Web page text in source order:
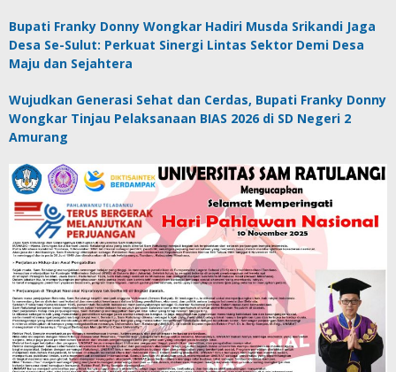
Bupati Franky Donny Wongkar Hadiri Musda Srikandi Jaga
Desa Se-Sulut: Perkuat Sinergi Lintas Sektor Demi Desa
Maju dan Sejahtera
Wujudkan Generasi Sehat dan Cerdas, Bupati Franky Donny
Wongkar Tinjau Pelaksanaan BIAS 2026 di SD Negeri 2
Amurang